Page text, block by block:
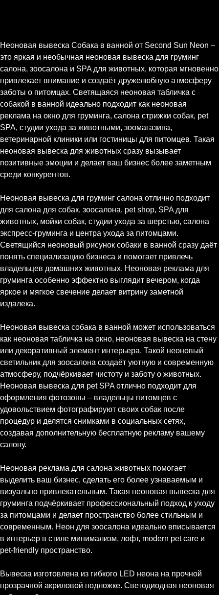
Неоновая вывеска Собака в ванной от Second Sun Neon –
это яркая и необычная неоновая вывеска для груминг
салона, зоосалона и SPA для животных, которая мгновенно
привлекает внимание и создаёт дружелюбную атмосферу
заботы о питомцах. Светящаяся неоновая табличка с
собакой в ванной идеально подходит как неоновая
реклама на окно для груминга, салона стрижки собак, pet
SPA, студии ухода за животными, зоомагазина,
ветеринарной клиники или гостиницы для питомцев. Такая
неоновая вывеска для животных сразу вызывает
позитивные эмоции и делает ваш бизнес более заметным
среди конкурентов.
Неоновая вывеска для груминг салона отлично подходит
для салона для собак, зоосалона, pet shop, SPA для
животных, мойки собак, студии ухода за шерстью, салона
экспресс-груминга и центра ухода за питомцами.
Светящийся неоновый рисунок собаки в ванной сразу даёт
понять специализацию бизнеса и помогает привлечь
владельцев домашних животных. Неоновая реклама для
груминга особенно эффектно выглядит вечером, когда
яркое и мягкое свечение делает витрину заметной
издалека.
Неоновая вывеска собака в ванной может использоваться
как неоновая табличка на окно, неоновая вывеска на стену
или декоративный элемент интерьера. Такой неоновый
светильник для зоосалона создаёт уютную и современную
атмосферу, подчёркивает чистоту и заботу о животных.
Неоновая вывеска для pet SPA отлично подходит для
оформления фотозоны – владельцы питомцев с
удовольствием фотографируют своих собак после
процедур и делятся снимками в социальных сетях,
создавая дополнительную бесплатную рекламу вашему
салону.
Неоновая реклама для салона животных помогает
выделить ваш бизнес, сделать его более узнаваемым и
визуально привлекательным. Такая неоновая вывеска для
груминга подчёркивает профессиональный подход к уходу
за питомцами и делает пространство более стильным и
современным. Неон для зоосалона идеально вписывается
в интерьер в стиле минимализм, лофт, modern pet care и
pet-friendly пространство.
Вывеска изготовлена из гибкого LED неона на прочной
прозрачной акриловой подложке. Светодиодная неоновая